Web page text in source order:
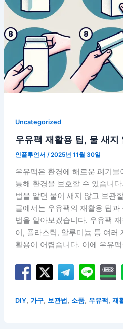
Uncategorized
우유팩 재활용 팁, 물 새지
인플루언서 /2025년 11월 30일
우유팩은 환경에 해로운 폐기
통해 환경을 보호할 수 있습니
법을 알면 물이 새지 않고 보관
글에서는 우유팩의 재활용 팁
법을 알아보겠습니다. 우유팩
이, 플라스틱, 알루미늄 등 여러
활용이 어렵습니다. 이에 우유
DIY, 가구, 보관법, 소품, 우유팩, 재